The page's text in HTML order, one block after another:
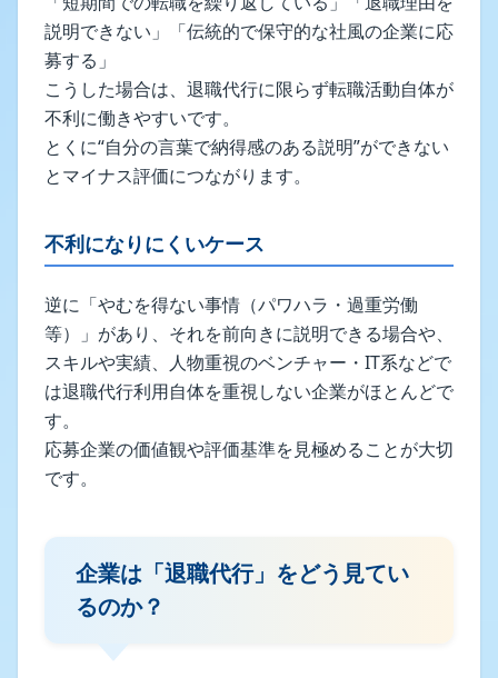
説明できない」「伝統的で保守的な社風の企業に応
募する」
こうした場合は、退職代行に限らず転職活動自体が
不利に働きやすいです。
とくに“自分の言葉で納得感のある説明”ができない
とマイナス評価につながります。
不利になりにくいケース
逆に「やむを得ない事情（パワハラ・過重労働
等）」があり、それを前向きに説明できる場合や、
スキルや実績、人物重視のベンチャー・IT系などで
は退職代行利用自体を重視しない企業がほとんどで
す。
応募企業の価値観や評価基準を見極めることが大切
です。
企業は「退職代行」をどう見てい
るのか？